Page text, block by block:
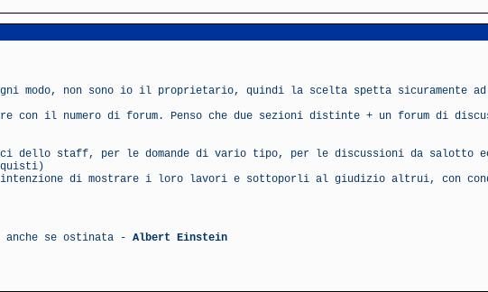
modo, non sono io il proprietario, quindi la scelta spetta sicuramente
con il numero di forum. Penso che due sezioni distinte + un forum di
dello staff, per le domande di vario tipo, per le discussioni da salotto
intenzione di mostrare i loro lavori e sottoporli al giudizio altrui, con
se ostinata - Albert Einstein